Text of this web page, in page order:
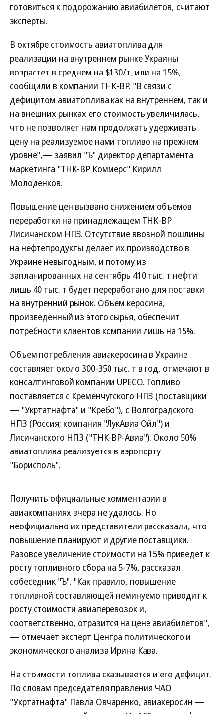
готовиться к подорожанию авиабилетов, считают
эксперты.
В октябре стоимость авиатоплива для
реализации на внутреннем рынке Украины
возрастет в среднем на $130/т, или на 15%,
сообщили в компании ТНК-ВР. "В связи с
дефицитом авиатоплива как на внутреннем, так и
на внешних рынках его стоимость увеличилась,
что не позволяет нам продолжать удерживать
цену на реализуемое нами топливо на прежнем
уровне",— заявил "Ъ" директор департамента
маркетинга "ТНК-BP Коммерс" Кирилл
Молоденков.
Повышение цен вызвано снижением объемов
переработки на принадлежащем ТНК-ВР
Лисичанском НПЗ. Отсутствие ввозной пошлины
на нефтепродукты делает их производство в
Украине невыгодным, и потому из
запланированных на сентябрь 410 тыс. т нефти
лишь 40 тыс. т будет переработано для поставки
на внутренний рынок. Объем керосина,
произведенный из этого сырья, обеспечит
потребности клиентов компании лишь на 15%.
Объем потребления авиакеросина в Украине
составляет около 300-350 тыс. т в год, отмечают в
консалтинговой компании UPECO. Топливо
поставляется с Кременчугского НПЗ (поставщики
— "Укртатнафта" и "Кребо"), с Волгоградского
НПЗ (Россия; компания "ЛукАвиа Ойл") и
Лисичанского НПЗ ("ТНК-ВР-Авиа"). Около 50%
авиатоплива реализуется в аэропорту
"Борисполь".
Получить официальные комментарии в
авиакомпаниях вчера не удалось. Но
неофициально их представители рассказали, что
повышение планируют и другие поставщики.
Разовое увеличение стоимости на 15% приведет к
росту топливного сбора на 5-7%, рассказал
собеседник "Ъ". "Как правило, повышение
топливной составляющей неминуемо приводит к
росту стоимости авиаперевозок и,
соответственно, отразится на цене авиабилетов",
— отмечает эксперт Центра политического и
экономического анализа Ирина Кава.
На стоимости топлива сказывается и его дефицит.
По словам председателя правления ЧАО
"Укртатнафта" Павла Овчаренко, авиакеросин —